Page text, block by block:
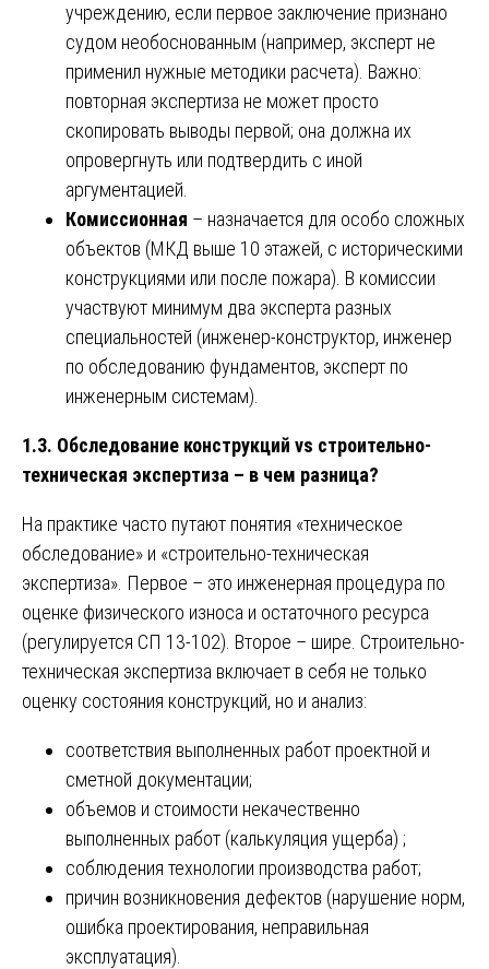
учреждению, если первое заключение признано
судом необоснованным (например, эксперт не
применил нужные методики расчета). Важно:
повторная экспертиза не может просто
скопировать выводы первой; она должна их
опровергнуть или подтвердить с иной
аргументацией.
Комиссионная – назначается для особо сложных
объектов (МКД выше 10 этажей, с историческими
конструкциями или после пожара). В комиссии
участвуют минимум два эксперта разных
специальностей (инженер-конструктор, инженер
по обследованию фундаментов, эксперт по
инженерным системам).
1.3. Обследование конструкций vs строительно-
техническая экспертиза – в чем разница?
На практике часто путают понятия «техническое
обследование» и «строительно-техническая
экспертиза». Первое – это инженерная процедура по
оценке физического износа и остаточного ресурса
(регулируется СП 13-102). Второе – шире. Строительно-
техническая экспертиза включает в себя не только
оценку состояния конструкций, но и анализ:
соответствия выполненных работ проектной и
сметной документации;
объемов и стоимости некачественно
выполненных работ (калькуляция ущерба) ;
соблюдения технологии производства работ;
причин возникновения дефектов (нарушение норм,
ошибка проектирования, неправильная
эксплуатация).